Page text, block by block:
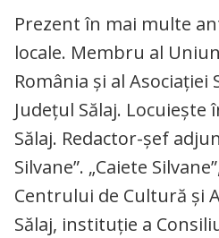
Prezent în mai multe
locale. Membru al
România și al
Județul Sălaj. Locuiește
Sălaj. Redactor-șef
Silvane”. „Caiete
Centrului de Cultură și
Sălaj, instituție a